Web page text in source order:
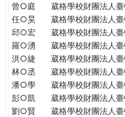
曾○庭
葳格學校財團法人
任○昊
葳格學校財團法人
邱○宏
葳格學校財團法人
羅○湧
葳格學校財團法人
洪○緁
葳格學校財團法人
林○丞
葳格學校財團法人
潘○學
葳格學校財團法人
彭○凱
葳格學校財團法人
劉○賢
葳格學校財團法人